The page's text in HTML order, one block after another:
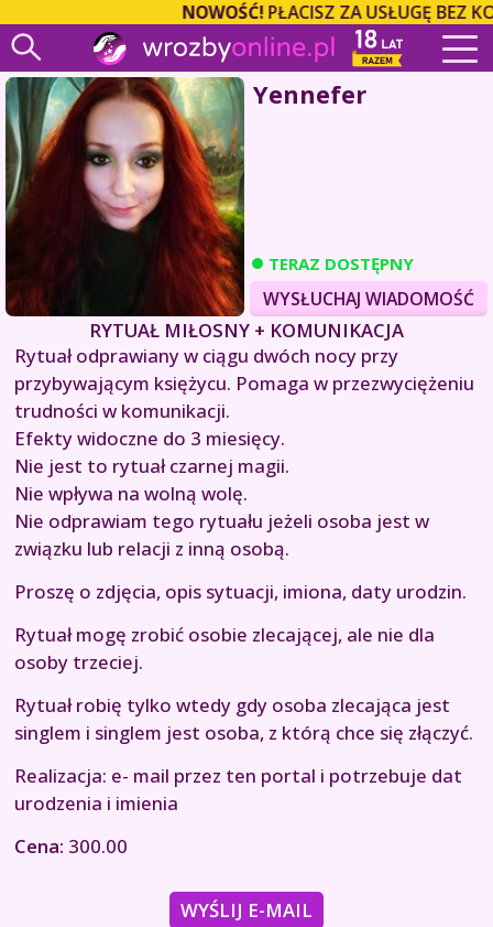
NOWOŚĆ!PŁACISZ ZA USŁUGĘ BEZ
Yennefer
TERAZ DOSTĘPNY
WYSŁUCHAJ WIADOMOŚĆ
RYTUAŁ MIŁOSNY + KOMUNIKACJA
Rytuał odprawiany w ciągu dwóch nocy przy
przybywającym księżycu. Pomaga w przezwyciężeniu
trudności w komunikacji.
Efekty widoczne do 3 miesięcy.
Nie jest to rytuał czarnej magii.
Nie wpływa na wolną wolę.
Nie odprawiam tego rytuału jeżeli osoba jest w
związku lub relacji z inną osobą.
Proszę o zdjęcia, opis sytuacji, imiona, daty urodzin.
Rytuał mogę zrobić osobie zlecającej, ale nie dla
osoby trzeciej.
Rytuał robię tylko wtedy gdy osoba zlecająca jest
singlem i singlem jest osoba, z którą chce się złączyć.
Realizacja: e- mail przez ten portal i potrzebuje dat
urodzenia i imienia
Cena: 300.00
WYŚLIJ E-MAIL